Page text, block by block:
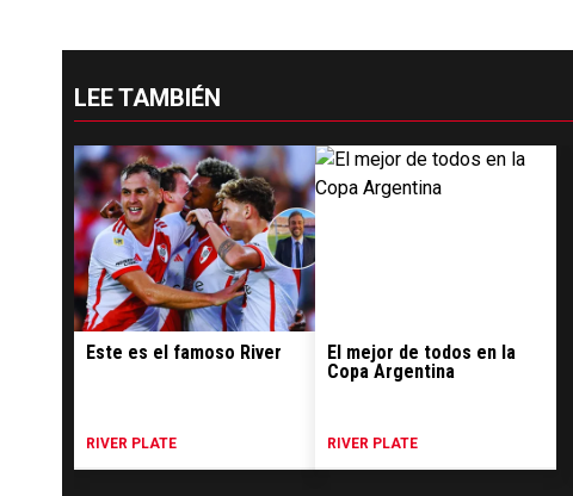
LEE TAMBIÉN
Este es el famoso River
RIVER PLATE
El mejor de todos en la
Copa Argentina
RIVER PLATE